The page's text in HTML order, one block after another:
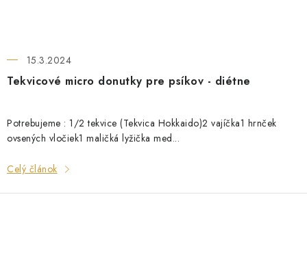
Tekvicové micro donutky pre psíkov - diétne
15.3.2024
Potrebujeme : 1/2 tekvice (Tekvica Hokkaido)2 vajíčka1 hrnček
ovsených vločiek1 maličká lyžička med...
Celý článok